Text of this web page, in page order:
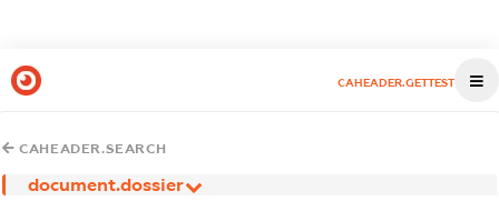
CAHEADER.GETTEST
CAHEADER.SEARCH
document.dossier